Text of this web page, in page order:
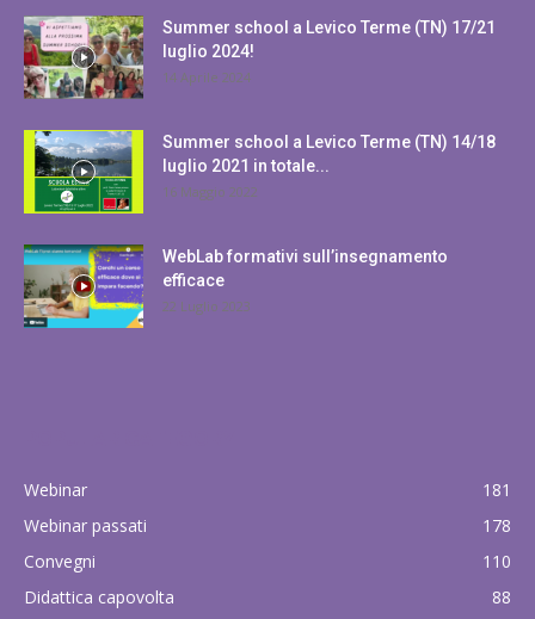
Summer school a Levico Terme (TN) 17/21
luglio 2024!
14 Aprile 2024
Summer school a Levico Terme (TN) 14/18
luglio 2021 in totale...
16 Maggio 2022
WebLab formativi sull’insegnamento
efficace
22 Luglio 2023
Webinar
181
Webinar passati
178
Convegni
110
Didattica capovolta
88